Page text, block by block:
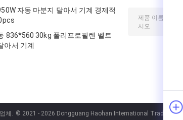
자동 마분지 달아서 기계 경제적
836*560 30kg 폴리프로필렌 벨트
아서 기계
체. © 2021 - 2026 Dongguang Haohan International Trade Co.,